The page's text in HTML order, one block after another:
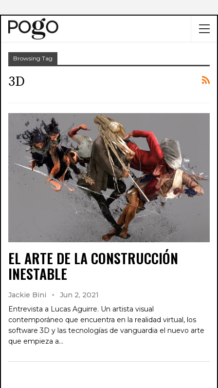
Browsing Tag
3D
EL ARTE DE LA CONSTRUCCIÓN
INESTABLE
Jackie Bini
Jun 2, 2021
Entrevista a Lucas Aguirre. Un artista visual
contemporáneo que encuentra en la realidad virtual, los
software 3D y las tecnologías de vanguardia el nuevo arte
que empieza a…